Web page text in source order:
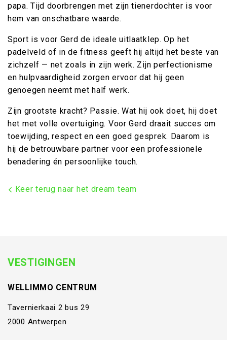
papa. Tijd doorbrengen met zijn tienerdochter is voor
hem van onschatbare waarde.
Sport is voor Gerd de ideale uitlaatklep. Op het
padelveld of in de fitness geeft hij altijd het beste van
zichzelf — net zoals in zijn werk. Zijn perfectionisme
en hulpvaardigheid zorgen ervoor dat hij geen
genoegen neemt met half werk.
Zijn grootste kracht? Passie. Wat hij ook doet, hij doet
het met volle overtuiging. Voor Gerd draait succes om
toewijding, respect en een goed gesprek. Daarom is
hij de betrouwbare partner voor een professionele
benadering én persoonlijke touch.
Keer terug naar het dream team
VESTIGINGEN
WELLIMMO CENTRUM
Tavernierkaai 2 bus 29
2000 Antwerpen